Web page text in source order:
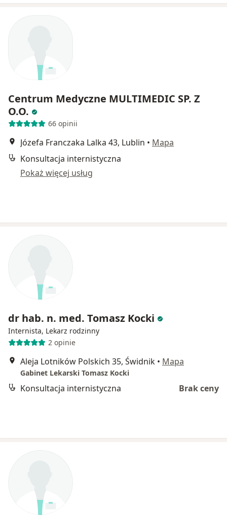
Centrum Medyczne MULTIMEDIC SP. Z
O.O.
66 opinii
Józefa Franczaka Lalka 43, Lublin • Mapa
Konsultacja internistyczna
Pokaż więcej usług
dr hab. n. med. Tomasz Kocki
Internista, Lekarz rodzinny
2 opinie
Aleja Lotników Polskich 35, Świdnik • Mapa
Gabinet Lekarski Tomasz Kocki
Konsultacja internistyczna Brak ceny